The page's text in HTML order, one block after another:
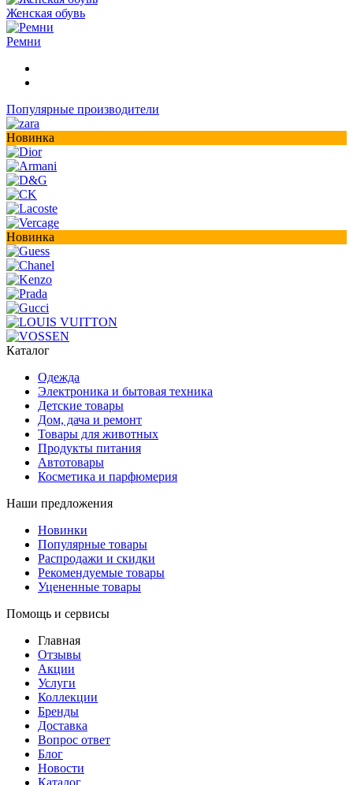
Женская обувь
Ремни
Популярные производители
Новинка
Новинка
Каталог
Одежда
Электроника и бытовая техника
Детские товары
Дом, дача и ремонт
Товары для животных
Продукты питания
Автотовары
Косметика и парфюмерия
Наши предложения
Новинки
Популярные товары
Распродажи и скидки
Рекомендуемые товары
Уцененные товары
Помощь и сервисы
Главная
Отзывы
Акции
Услуги
Коллекции
Бренды
Доставка
Вопрос ответ
Блог
Новости
Каталог